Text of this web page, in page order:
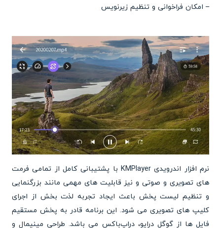
– امکان فراخوانی و تنظیم زیرنویس
نرم افزار اندرویدی KMPlayer با پشتیبانی کامل از تمامی فرمت
های تصویری و صوتی و نیز قابلیت های مهمی مانند بزرگنمایی
و تنظیم لیست پخش باعث ایجاد تجربه لذت بخش از اجرای
کلیپ های تصویری می شود. این برنامه قادر به پخش مستقیم
فایل ها از گوگل درایو، دراپ‌باکس می باشد. طراحی مینیمال و